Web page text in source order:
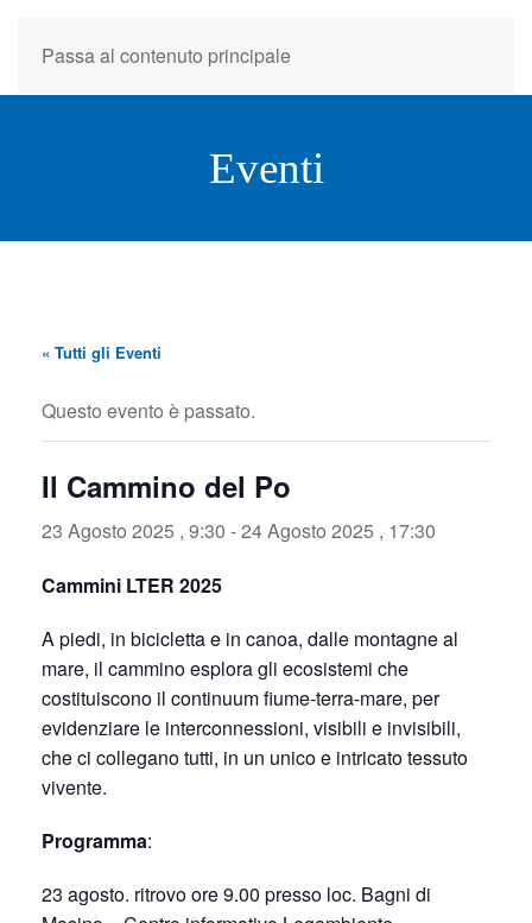
Passa al contenuto principale
Eventi
« Tutti gli Eventi
Questo evento è passato.
Il Cammino del Po
23 Agosto 2025 , 9:30 -24 Agosto 2025 , 17:30
Cammini LTER 2025
A piedi, in bicicletta e in canoa, dalle montagne al
mare, il cammino esplora gli ecosistemi che
costituiscono il continuum fiume-terra-mare, per
evidenziare le interconnessioni, visibili e invisibili,
che ci collegano tutti, in un unico e intricato tessuto
vivente.
Programma:
23 agosto. ritrovo ore 9.00 presso loc. Bagni di